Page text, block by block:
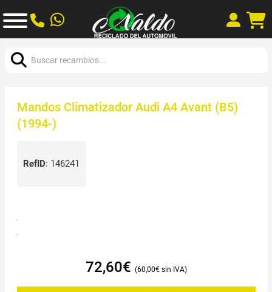
Mandos Climatizador Audi A4 Avant (B5)
(1994-)
RefID: 146241
72,60€ 60,00€